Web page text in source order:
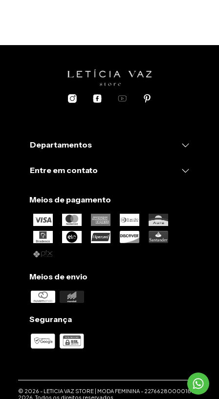
Departamentos
Entre em contato
Meios de pagamento
Meios de envio
Segurança
© 2026 - LETICIA VAZ STORE | MODA FEMININA- 22766280000186
-
2026. Todos os direitos reservados.